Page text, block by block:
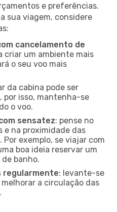
e preferências.
sua viagem, considere
cancelamento de
criar um ambiente mais
o seu voo mais
da cabina pode ser
por isso, mantenha-se
o voo.
sensatez: pense no
e na proximidade das
Por exemplo, se viajar com
boa ideia reservar um
banho.
regularmente: levante-se
a circulação das